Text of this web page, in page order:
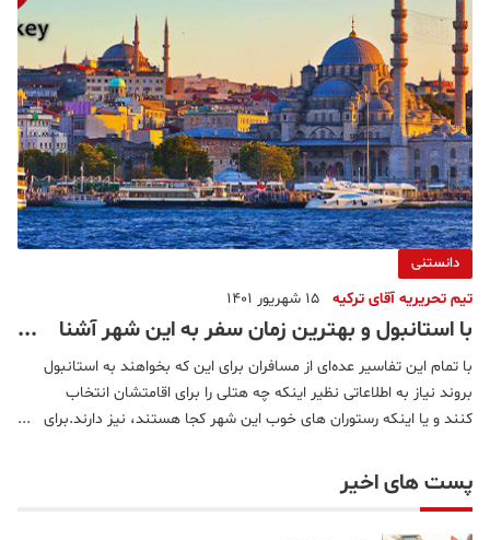
دانستنی
تیم تحریریه آقای ترکیه 15 شهریور 1401
با استانبول و بهترین زمان سفر به این شهر آشنا
شوید
با تمام این تفاسیر عده‌ای از مسافران برای این که بخواهند به استانبول
بروند نیاز به اطلاعاتی نظیر اینکه چه هتلی را برای اقامتشان انتخاب
کنند و یا اینکه رستوران های خوب این شهر کجا هستند، نیز دارند.برای
مراجعه کنید.موقعیت جغرافیایی اس
پست های اخیر